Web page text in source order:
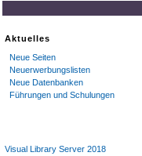
Aktuelles
Neue Seiten
Neuerwerbungslisten
Neue Datenbanken
Führungen und Schulungen
Visual Library Server 2018